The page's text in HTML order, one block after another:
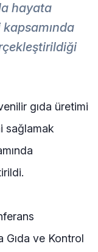
hayata
gıda üretimi
sağlamak
Gıda ve Kontrol